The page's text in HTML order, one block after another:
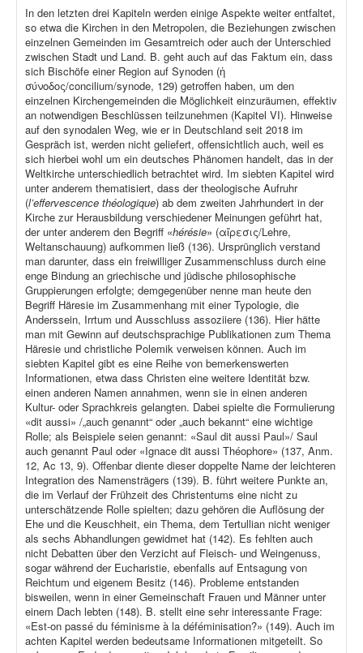
In den letzten drei Kapiteln werden einige Aspekte weiter entfaltet,
so etwa die Kirchen in den Metropolen, die Beziehungen zwischen
einzelnen Gemeinden im Gesamtreich oder auch der Unterschied
zwischen Stadt und Land. B. geht auch auf das Faktum ein, dass
sich Bischöfe einer Region auf Synoden (ἡ
σύνοδος/concilium/synode, 129) getroffen haben, um den
einzelnen Kirchengemeinden die Möglichkeit einzuräumen, effektiv
an notwendigen Beschlüssen teilzunehmen (Kapitel VI). Hinweise
auf den synodalen Weg, wie er in Deutschland seit 2018 im
Gespräch ist, werden nicht geliefert, offensichtlich auch, weil es
sich hierbei wohl um ein deutsches Phänomen handelt, das in der
Weltkirche unterschiedlich betrachtet wird. Im siebten Kapitel wird
unter anderem thematisiert, dass der theologische Aufruhr
(l’effervescence théologique) ab dem zweiten Jahrhundert in der
Kirche zur Herausbildung verschiedener Meinungen geführt hat,
der unter anderem den Begriff «hérésie» (αἵρεσις/Lehre,
Weltanschauung) aufkommen ließ (136). Ursprünglich verstand
man darunter, dass ein freiwilliger Zusammenschluss durch eine
enge Bindung an griechische und jüdische philosophische
Gruppierungen erfolgte; demgegenüber nenne man heute den
Begriff Häresie im Zusammenhang mit einer Typologie, die
Anderssein, Irrtum und Ausschluss assoziiere (136). Hier hätte
man mit Gewinn auf deutschsprachige Publikationen zum Thema
Häresie und christliche Polemik verweisen können. Auch im
siebten Kapitel gibt es eine Reihe von bemerkenswerten
Informationen, etwa dass Christen eine weitere Identität bzw.
einen anderen Namen annahmen, wenn sie in einen anderen
Kultur- oder Sprachkreis gelangten. Dabei spielte die Formulierung
«dit aussi» /„auch genannt“ oder „auch bekannt“ eine wichtige
Rolle; als Beispiele seien genannt: «Saul dit aussi Paul»/ Saul
auch genannt Paul oder «Ignace dit aussi Théophore» (137, Anm.
12, Ac 13, 9). Offenbar diente dieser doppelte Name der leichteren
Integration des Namensträgers (139). B. führt weitere Punkte an,
die im Verlauf der Frühzeit des Christentums eine nicht zu
unterschätzende Rolle spielten; dazu gehören die Auflösung der
Ehe und die Keuschheit, ein Thema, dem Tertullian nicht weniger
als sechs Abhandlungen gewidmet hat (142). Es fehlten auch
nicht Debatten über den Verzicht auf Fleisch- und Weingenuss,
sogar während der Eucharistie, ebenfalls auf Entsagung von
Reichtum und eigenem Besitz (146). Probleme entstanden
bisweilen, wenn in einer Gemeinschaft Frauen und Männer unter
einem Dach lebten (148). B. stellt eine sehr interessante Frage:
«Est-on passé du féminisme à la déféminisation?» (149). Auch im
achten Kapitel werden bedeutsame Informationen mitgeteilt. So